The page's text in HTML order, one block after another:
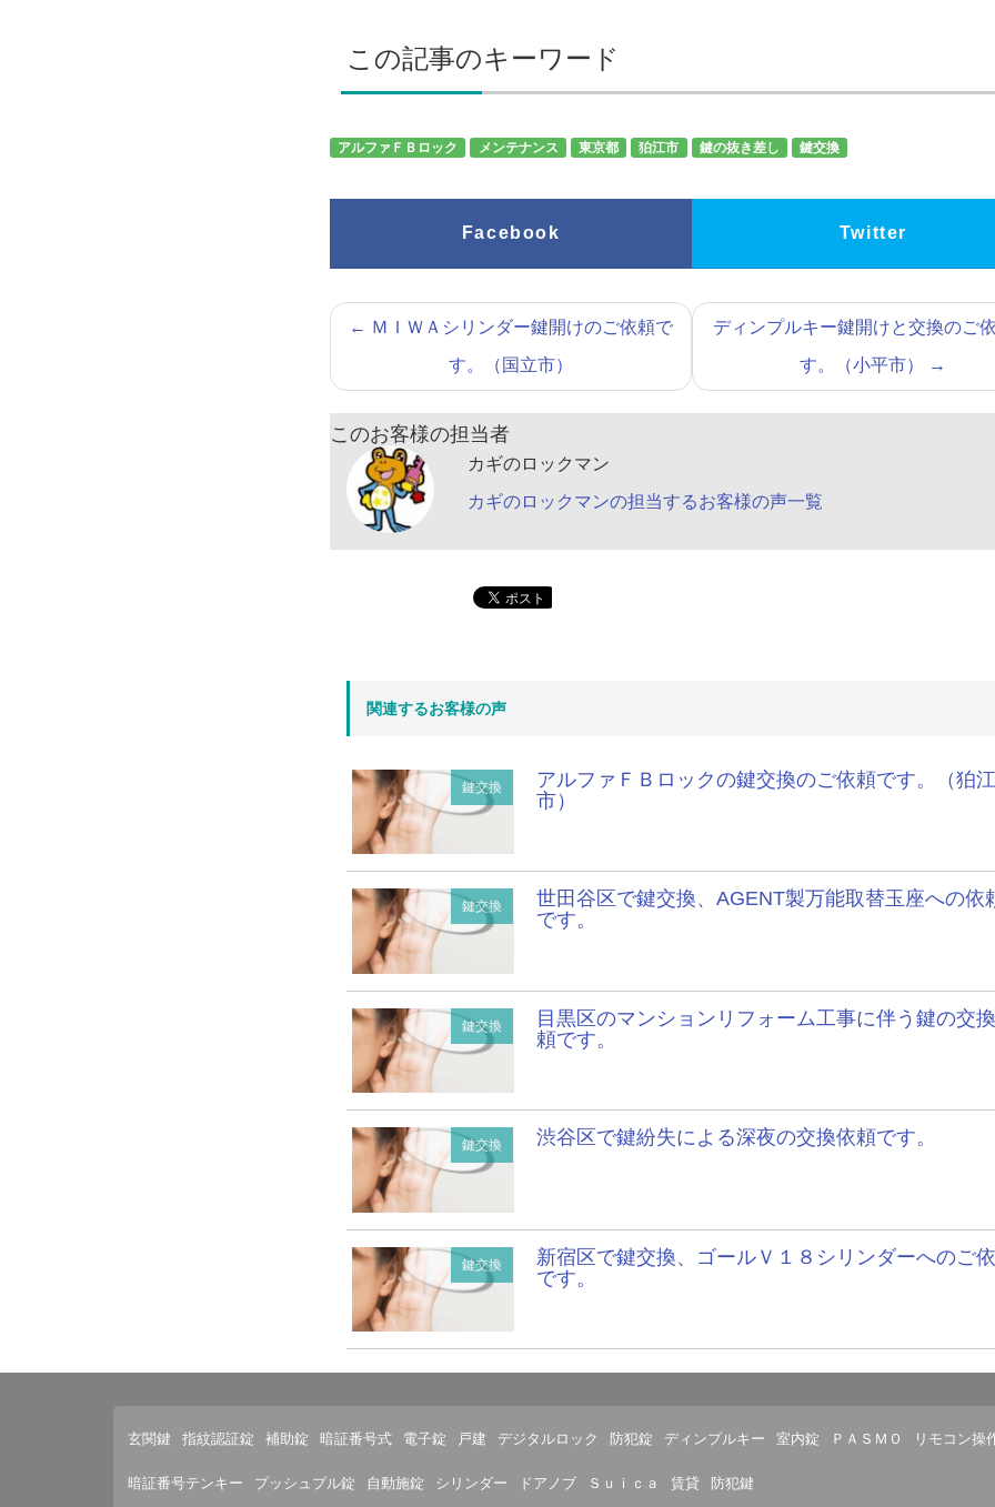
この記事のキーワード
アルファＦＢロック メンテナンス 東京都 狛江市 鍵の抜き差し 鍵交換
Facebook Twitter
← ＭＩＷＡシリンダー鍵開けのご依頼で
す。（国立市）
ディンプルキー鍵開けと交換のご
す。（小平市）
→
このお客様の担当者
カギのロックマン
カギのロックマンの担当するお客様の声一覧
関連するお客様の声
鍵交換
アルファＦＢロックの鍵交換のご依頼です。（狛江
市）
鍵交換
世田谷区で鍵交換、AGENT製万能取替玉座への依
です。
鍵交換
目黒区のマンションリフォーム工事に伴う鍵の交
頼です。
鍵交換 渋谷区で鍵紛失による深夜の交換依頼です。
鍵交換
新宿区で鍵交換、ゴールＶ１８シリンダーへのご
です。
玄関鍵 指紋認証錠 補助錠 暗証番号式 電子錠 戸建 デジタルロック 防犯錠 ディンプルキー 室内錠 ＰＡＳＭＯ リモコン操
暗証番号テンキー プッシュプル錠 自動施錠 シリンダー ドアノブ Ｓｕｉｃａ 賃貸 防犯鍵